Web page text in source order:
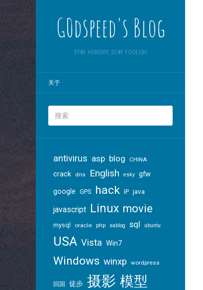
G0dspeed's Blog
STAY HUNGRY, STAY FOOLISH
关于
antivirus asp blog CHINA
crack dns English esky gfw
google GPS hack IP java
javascript Linux movie
mysql oracle php sablog sql ubuntu
USA Vista Win7
Windows winxp wordpress
回国 徒步 摄影 模型